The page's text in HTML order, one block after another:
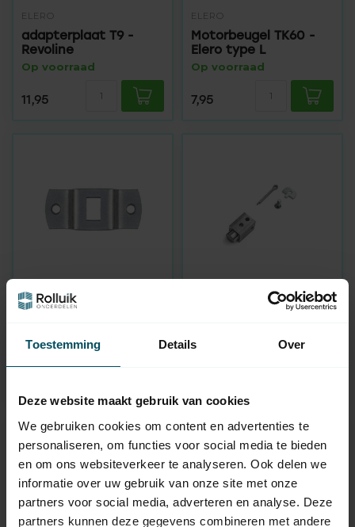
Toestemming Details Over
Deze website maakt gebruik van cookies
We gebruiken cookies om content en advertenties te
personaliseren, om functies voor social media te bieden
en om ons websiteverkeer te analyseren. Ook delen we
informatie over uw gebruik van onze site met onze
partners voor social media, adverteren en analyse. Deze
partners kunnen deze gegevens combineren met andere
ELERO
adapterplaat T9 -
Revoline
Op voorraad
11,95
ELERO
Motorbeugel TK60 -
Elero type L
Op voorraad
7,95
ELERO
Op voorraad Op voorraad